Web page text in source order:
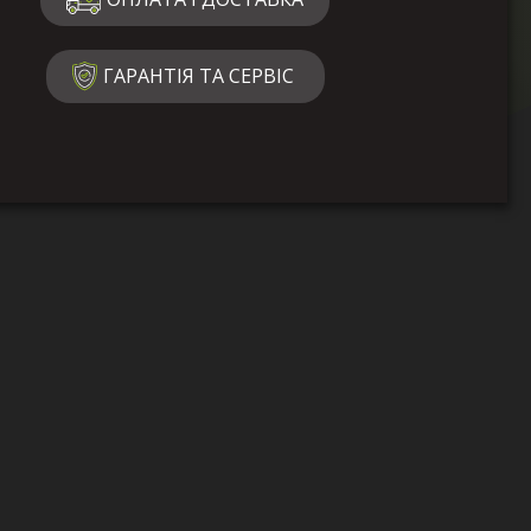
ГАРАНТІЯ ТА СЕРВІС